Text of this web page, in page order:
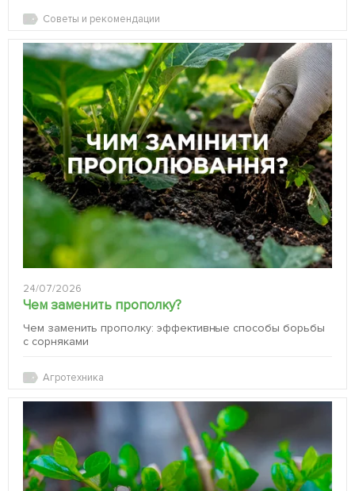
Советы и рекомендации
24/07/2026
Чем заменить прополку?
Чем заменить прополку: эффективные способы борьбы
с сорняками
Агротехника